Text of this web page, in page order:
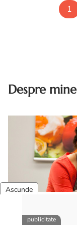
1
Despre mine